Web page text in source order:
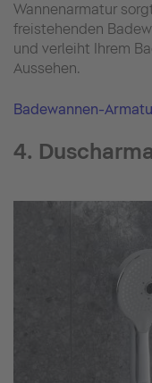
Wannenarmatur
freistehenden
und verleiht Ihrem
Aussehen.
Badewannen-
4.